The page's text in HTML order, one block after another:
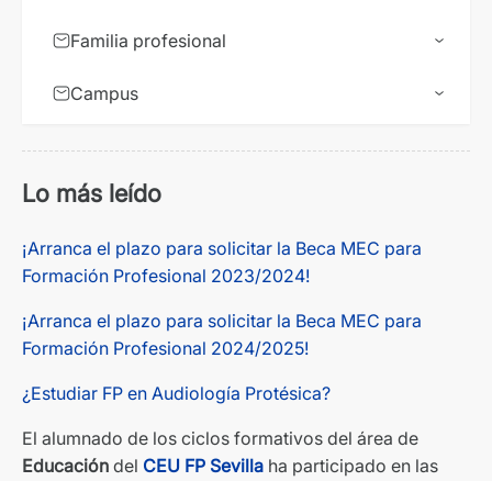
El alumnado de los ciclos formativos del área de
Educación del CEU FP Sevilla ha participado en las
Familia profesional
Campus
Lo más leído
¡Arranca el plazo para solicitar la Beca MEC para
Formación Profesional 2023/2024!
¡Arranca el plazo para solicitar la Beca MEC para
Formación Profesional 2024/2025!
¿Estudiar FP en Audiología Protésica?